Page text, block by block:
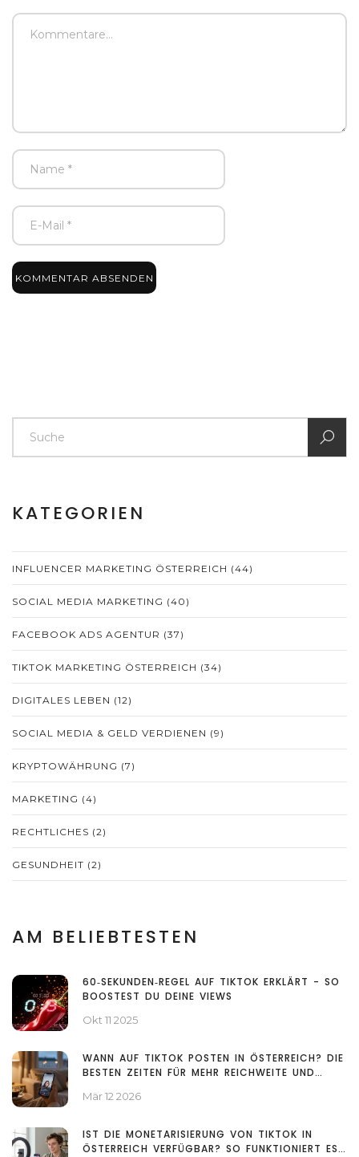
KOMMENTAR ABSENDEN
KATEGORIEN
INFLUENCER MARKETING ÖSTERREICH (44)
SOCIAL MEDIA MARKETING (40)
FACEBOOK ADS AGENTUR (37)
TIKTOK MARKETING ÖSTERREICH (34)
DIGITALES LEBEN (12)
SOCIAL MEDIA & GELD VERDIENEN (9)
KRYPTOWÄHRUNG (7)
MARKETING (4)
RECHTLICHES (2)
GESUNDHEIT (2)
AM BELIEBTESTEN
60‑SEKUNDEN‑REGEL AUF TIKTOK ERKLÄRT - SO
BOOSTEST DU DEINE VIEWS
Okt 11 2025
WANN AUF TIKTOK POSTEN IN ÖSTERREICH? DIE
BESTEN ZEITEN FÜR MEHR REICHWEITE UND
Mär 12 2026
IST DIE MONETARISIERUNG VON TIKTOK IN
ÖSTERREICH VERFÜGBAR? SO FUNKTIONIERT ES